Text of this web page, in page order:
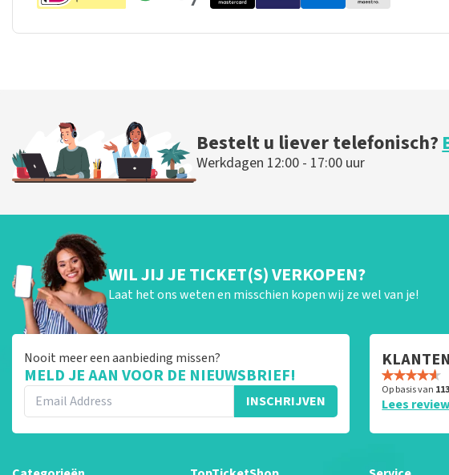
Bestelt u liever telefonisch?
Werkdagen 12:00 - 17:00 uur
WIL JIJ JE TICKET(S) VERKOPEN?
Laat het ons weten en misschien kopen wij ze wel van je!
Nooit meer een aanbieding missen?
MELD JE AAN VOOR DE NIEUWSBRIEF!
INSCHRIJVEN
Op basis van
Lees